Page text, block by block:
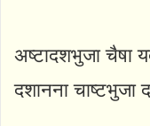
अष्टादशभुजा चैषा
दशानना चाष्टभुजा